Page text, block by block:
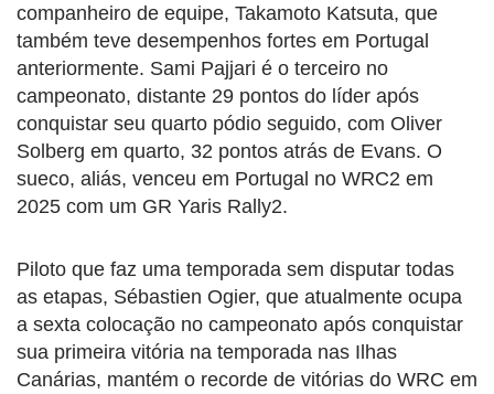
companheiro de equipe, Takamoto Katsuta, que
também teve desempenhos fortes em Portugal
anteriormente. Sami Pajjari é o terceiro no
campeonato, distante 29 pontos do líder após
conquistar seu quarto pódio seguido, com Oliver
Solberg em quarto, 32 pontos atrás de Evans. O
sueco, aliás, venceu em Portugal no WRC2 em
2025 com um GR Yaris Rally2.
Piloto que faz uma temporada sem disputar todas
as etapas, Sébastien Ogier, que atualmente ocupa
a sexta colocação no campeonato após conquistar
sua primeira vitória na temporada nas Ilhas
Canárias, mantém o recorde de vitórias do WRC em